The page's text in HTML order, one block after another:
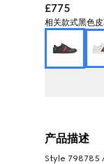
£775
相关款式黑色
产品描述
Style ‎798785